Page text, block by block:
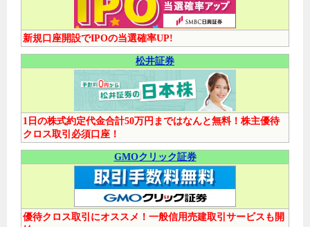
新規口座開設でIPOの当選確率UP!
松井証券
1日の株式約定代金合計50万円まではなんと無料！株主優待
クロス取引必須口座！
GMOクリック証券
優待クロス取引にオススメ！一般信用売建取引サービスも開